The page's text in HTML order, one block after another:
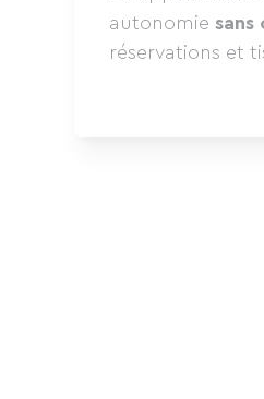
autonomie sans
réservations et